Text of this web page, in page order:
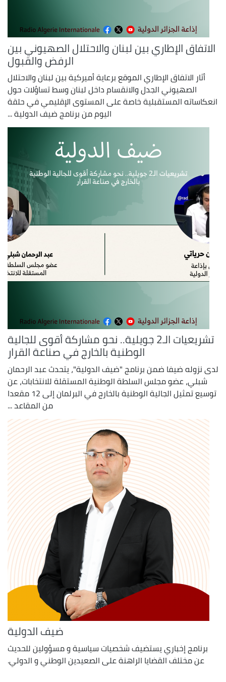
الاتفاق الإطاري بين لبنان والاحتلال الصهيوني بين
الرفض والقبول
أثار الاتفاق الإطاري الموقع برعاية أميركية بين لبنان والاحتلال
الصهيوني الجدل والانقسام داخل لبنان وسط تساؤلات حول
انعكاساته المستقبلية خاصة على المستوى الإقليمي في حلقة
اليوم من برنامج ضيف الدولية ...
تشريعيات الـ2 جويلية.. نحو مشاركة أقوى للجالية
الوطنية بالخارج في صناعة القرار
لدى نزوله ضيفا ضمن برنامج "ضيف الدولية"، يتحدث عبد الرحمان
شبلي، عضو مجلس السلطة الوطنية المستقلة للانتخابات، عن
توسيع تمثيل الجالية الوطنية بالخارج في البرلمان إلى 12 مقعدا
من المقاعد ...
ضيف الدولية
برنامج إخباري يستضيف شخصيات سياسية و مسؤولين للحديث
عن مختلف القضايا الراهنة على الصعيدين الوطني و الدولي.